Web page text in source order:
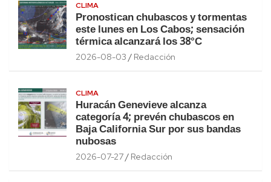
CLIMA
Pronostican chubascos y tormentas
este lunes en Los Cabos; sensación
térmica alcanzará los 38°C
2026-08-03 Redacción
CLIMA
Huracán Genevieve alcanza
categoría 4; prevén chubascos en
Baja California Sur por sus bandas
nubosas
2026-07-27 Redacción